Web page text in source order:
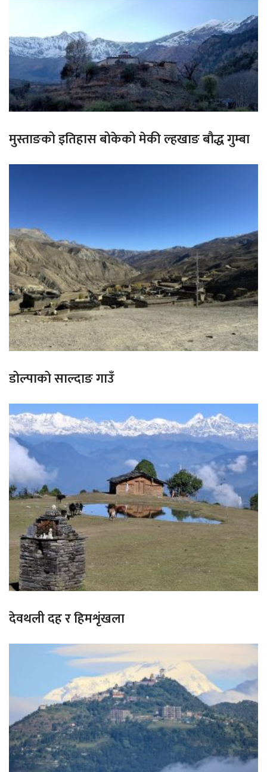
मुस्ताङको इतिहास बोकेको मेकी ल्हखाङ बौद्ध गुम्बा
डोल्पाको साल्दाङ गाउँ
देवथली दह र हिमशृंखला